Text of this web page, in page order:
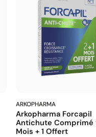
ARKOPHARMA
Arkopharma Forcapil
Antichute Comprimé
Mois + 1 Offert